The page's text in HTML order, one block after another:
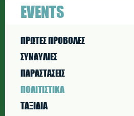
EVENTS
ΠΡΩΤΕΣ ΠΡΟΒΟΛΕΣ
ΣΥΝΑΥΛΙΕΣ
ΠΑΡΑΣΤAΣΕΙΣ
ΠΟΛΙΤΙΣΤΙΚA
ΤΑΞΙΔΙΑ